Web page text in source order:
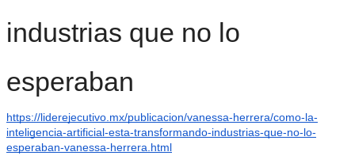
industrias que no lo
esperaban
https://liderejecutivo.mx/publicacion/vanessa-herrera/como-la-
inteligencia-artificial-esta-transformando-industrias-que-no-lo-
esperaban-vanessa-herrera.html